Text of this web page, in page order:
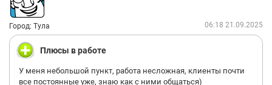
Город: Тула 06:18 21.09.2025
Плюсы в работе
У меня небольшой пункт, работа несложная, клиенты почти
все постоянные уже, знаю как с ними общаться)